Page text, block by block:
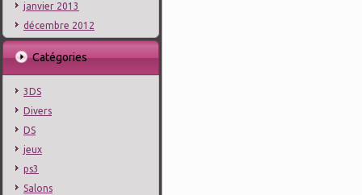
janvier 2013
décembre 2012
Catégories
3DS
Divers
DS
jeux
ps3
Salons